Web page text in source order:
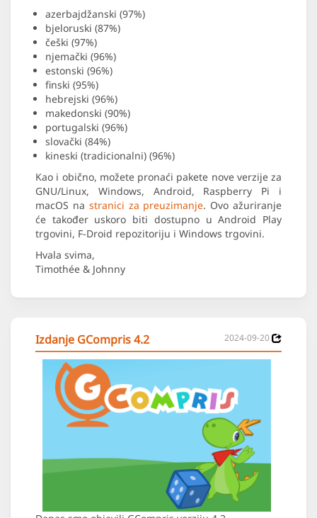
azerbajdžanski (97%)
bjeloruski (87%)
češki (97%)
njemački (96%)
estonski (96%)
finski (95%)
hebrejski (96%)
makedonski (90%)
portugalski (96%)
slovački (84%)
kineski (tradicionalni) (96%)
Kao i obično, možete pronaći pakete nove verzije za
GNU/Linux, Windows, Android, Raspberry Pi i
macOS na stranici za preuzimanje. Ovo ažuriranje
će također uskoro biti dostupno u Android Play
trgovini, F-Droid repozitoriju i Windows trgovini.
Hvala svima,
Timothée & Johnny
Izdanje GCompris 4.2 2024-09-20